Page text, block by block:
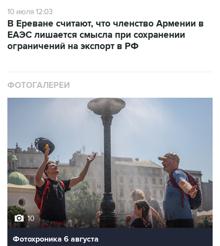
ЕАЭС лишается смысла при сохранении
ограничений на экспорт в РФ
Фотохроника 6 августа